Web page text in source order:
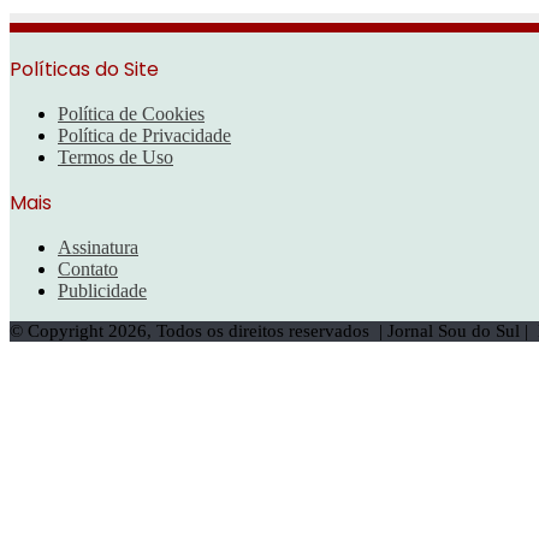
Políticas do Site
Política de Cookies
Política de Privacidade
Termos de Uso
Mais
Assinatura
Contato
Publicidade
© Copyright 2026, Todos os direitos reservados | Jornal Sou do Sul |